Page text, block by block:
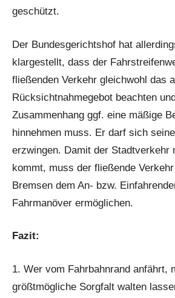
geschützt.
Der Bundesgerichtshof hat
klargestellt, dass der
fließenden Verkehr gleichwohl das
Rücksichtnahmegebot beachten
Zusammenhang ggf. eine mäßige
hinnehmen muss. Er darf sich
erzwingen. Damit der Stadtverkehr
kommt, muss der fließende
Bremsen dem An- bzw.
Fahrmanöver ermöglichen.
Fazit:
1. Wer vom Fahrbahnrand anfährt,
größtmögliche Sorgfalt walten